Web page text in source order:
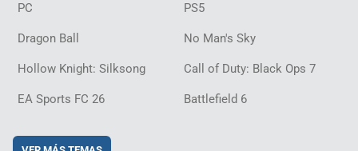
PC PS5
Dragon Ball No Man's Sky
Hollow Knight: Silksong Call of Duty: Black Ops 7
EA Sports FC 26 Battlefield 6